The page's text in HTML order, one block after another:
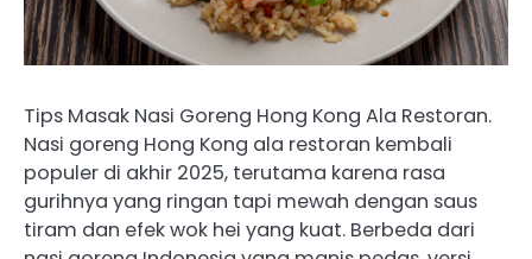
Tips Masak Nasi Goreng Hong Kong Ala Restoran.
Nasi goreng Hong Kong ala restoran kembali
populer di akhir 2025, terutama karena rasa
gurihnya yang ringan tapi mewah dengan saus
tiram dan efek wok hei yang kuat. Berbeda dari